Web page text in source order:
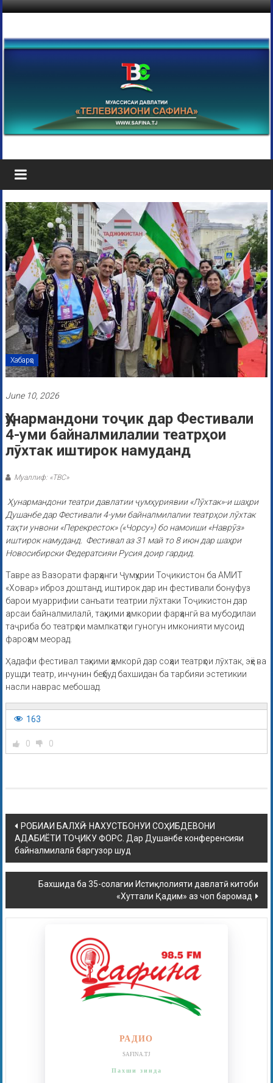
Хабарҳо
June 10, 2026
Ҳунармандони тоҷик дар Фестивали
4-уми байналмилалии театрҳои
лӯхтак иштирок намуданд
Муаллиф: «ТВС»
Ҳунармандони театри давлатии ҷумҳуриявии «Лӯхтак»-и шаҳри
Душанбе дар Фестивали 4-уми байналмилалии театрҳои лӯхтак
таҳти унвони «Перекресток» («Чорсу») бо намоиши «Наврӯз»
иштирок намуданд. Фестивал аз 31 май то 8 июн дар шаҳри
Новосибирски Федератсияи Русия доир гардид.
Тавре аз Вазорати фарҳанги Ҷумҳурии Тоҷикистон ба АМИТ
«Ховар» иброз доштанд, иштирок дар ин фестивали бонуфуз
барои муаррифии санъати театрии лӯхтаки Тоҷикистон дар
арсаи байналмилалӣ, таҳкими ҳамкории фарҳангӣ ва мубодилаи
таҷриба бо театрҳои мамлкатҳои гуногун имконияти мусоид
фароҳам меорад.
Ҳадафи фестивал таҳкими ҳамкорӣ дар соҳаи театрҳои лӯхтак, эҳё ва
рушди театр, инчунин беҳбуд бахшидан ба тарбияи эстетикии
насли наврас мебошад.
163
0 0
РОБИАИ БАЛХӢ – НАХУСТБОНУИ СОҲИБДЕВОНИ
АДАБИЁТИ ТОҶИКУ ФОРС. Дар Душанбе конференсияи
байналмилалӣ баргузор шуд
Бахшида ба 35-солагии Истиқлолияти давлатӣ китоби
«Хуттали Қадим» аз чоп баромад
РАДИО
SAFINA.TJ
Пахши зинда